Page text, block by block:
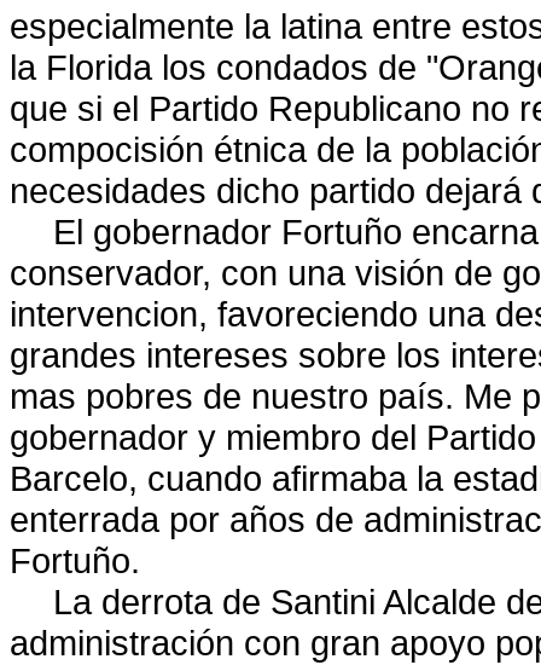
especialmente la latina entre
la Florida los condados de
que si el Partido Republicano no
compocisión étnica de la
necesidades dicho partido
El gobernador Fortuño
conservador, con una visión de
intervencion, favoreciendo una
grandes intereses sobre los
mas pobres de nuestro país. Me
gobernador y miembro del
Barcelo, cuando afirmaba la
enterrada por años de
Fortuño.
La derrota de Santini Alcalde
administración con gran apoyo